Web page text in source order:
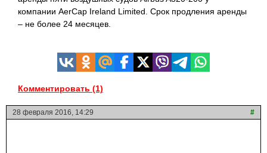
компании AerCap Ireland Limited. Срок продления аренды
– не более 24 месяцев.
Комментировать (1)
28 февраля 2016, 14:29 #